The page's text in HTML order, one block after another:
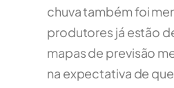
chuva também foi
produtores já estão
mapas de previsão
na expectativa de